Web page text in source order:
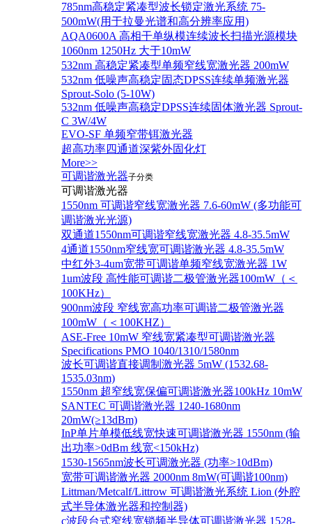
785nm高稳定紧凑型波长锁定激光系统 75-
500mW(用于拉曼光谱和高分辨率应用)
AQA0600A 高相干单纵模连续波长扫描光源模块
1060nm 1250Hz 大于10mW
532nm 高稳定紧凑型单频窄线宽激光器 200mW
532nm 低噪声高稳定固态DPSS连续单频激光器
Sprout‐Solo (5-10W)
532nm 低噪声高稳定DPSS连续固体激光器 Sprout-
C 3W/4W
EVO-SF 单频窄带铒激光器
超高功率四通道深紫外固化灯
More>>
可调谐激光器子分类
可调谐激光器
1550nm 可调谐窄线宽激光器 7.6-60mW (多功能可
调谐激光光源)
双通道1550nm可调谐窄线宽激光器 4.8-35.5mW
4通道1550nm窄线宽可调谐激光器 4.8-35.5mW
中红外3-4um宽带可调谐单频窄线宽激光器 1W
1um波段 高性能可调谐二极管激光器100mW（＜
100KHz）
900nm波段 窄线宽高功率可调谐二极管激光器
100mW（＜100KHZ）
ASE-Free 10mW 窄线宽紧凑型可调谐激光器
Specifications PMO 1040/1310/1580nm
波长可调谐直接调制激光器 5mW (1532.68-
1535.03nm)
1550nm 超窄线宽保偏可调谐激光器100kHz 10mW
SANTEC 可调谐激光器 1240-1680nm
20mW(≥13dBm)
InP单片单模低线宽快速可调谐激光器 1550nm (输
出功率>0dBm 线宽<150kHz)
1530-1565nm波长可调激光器 (功率>10dBm)
宽带可调谐激光器 2000nm 8mW(可调谐100nm)
Littman/Metcalf/Littrow 可调谐激光系统 Lion (外腔
式半导体激光器和控制器)
c波段台式窄线宽锁频半导体可调谐激光器 1528-